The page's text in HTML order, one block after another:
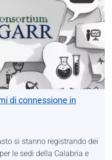
di connessione in
si stanno registrando dei
le sedi della Calabria e